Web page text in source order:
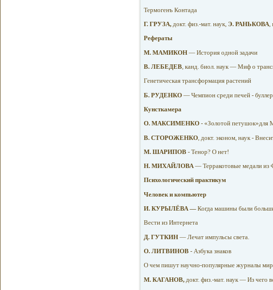
Термогенъ Контада
Г. ГРУЗА,докт. физ.-мат. наук, Э. РАНЬКОВА,
Рефераты
М. МАМИКОН— История одной задачи
В. ЛЕБЕДЕВ, канд. биол. наук — Миф о
Генетическая трансформация растений
Б. РУДЕНКО — Чемпион среди печей -
Кунсткамера
О. МАКСИМЕНКО- «Золотой петушок»для
В. СТОРОЖЕНКО, докт. эконом, наук -
М. ШАРИПОВ - Тенор? О нет!
Н. МИХАЙЛОВА— Терракотовые медали из
Психологический практикум
Человек и компьютер
И. КУРЫЛЁВА —Когда машины были
Вести из Интернета
Д. ГУТКИН — Лечат импульсы света.
О. ЛИТВИНОВ- Азбука знаков
О чем пишут научно-популярные журналы
М. КАГАНОВ, докт. физ.-мат. наук — Из чего